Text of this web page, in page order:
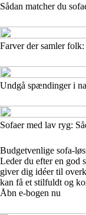
Sådan matcher du
Farver der samler
Undgå spændinger i
Sofaer med lav ryg:
Budgetvenlige sofa-
Leder du efter en god
giver dig idéer til
kan få et stilfuldt og
Åbn e-bogen nu